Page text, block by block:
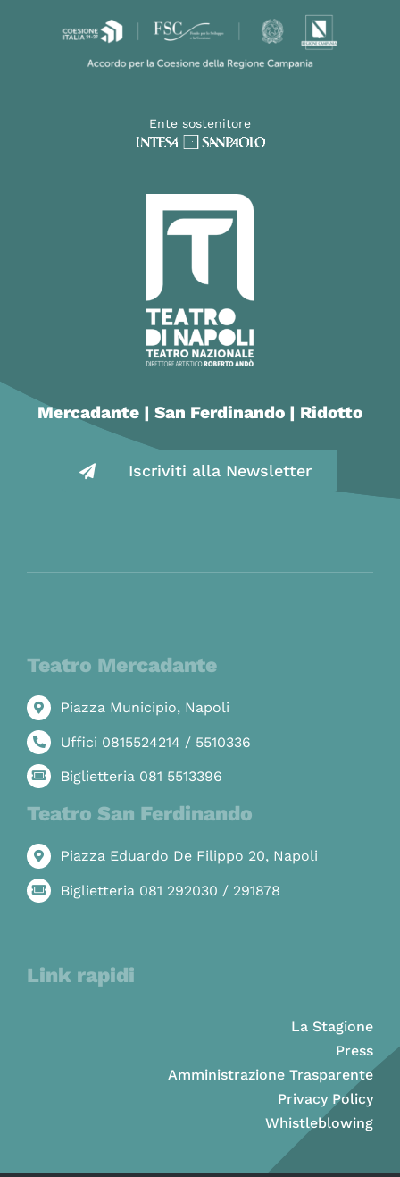
Ente sostenitore
Mercadante | San Ferdinando | Ridotto
Iscriviti alla Newsletter
Teatro Mercadante
Piazza Municipio, Napoli
Uffici 0815524214 / 5510336
Biglietteria 081 5513396
Teatro San Ferdinando
Piazza Eduardo De Filippo 20, Napoli
Biglietteria 081 292030 / 291878
Link rapidi
La Stagione
Press
Amministrazione Trasparente
Privacy Policy
Whistleblowing